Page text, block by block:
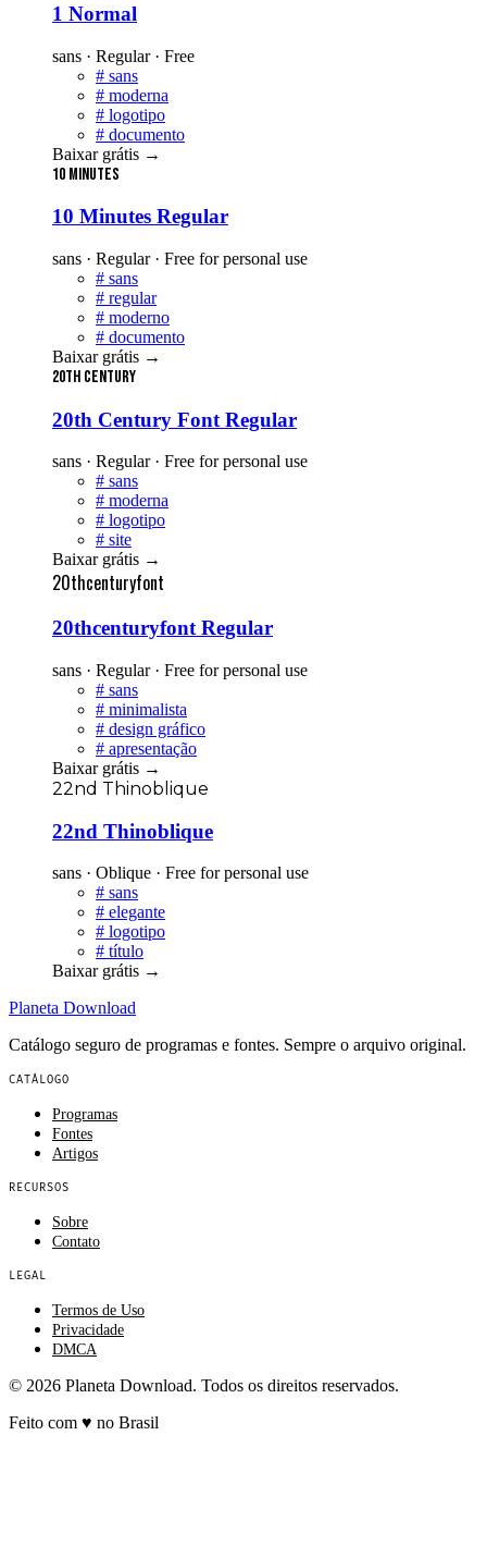
1 Normal
sans · Regular · Free
# sans
# moderna
# logotipo
# documento
Baixar grátis →
10 Minutes
10 Minutes Regular
sans · Regular · Free for personal use
# sans
# regular
# moderno
# documento
Baixar grátis →
20th Century
20th Century Font Regular
sans · Regular · Free for personal use
# sans
# moderna
# logotipo
# site
Baixar grátis →
20thcenturyfont
20thcenturyfont Regular
sans · Regular · Free for personal use
# sans
# minimalista
# design gráfico
# apresentação
Baixar grátis →
22nd Thinoblique
22nd Thinoblique
sans · Oblique · Free for personal use
# sans
# elegante
# logotipo
# título
Baixar grátis →
Planeta Download
Catálogo seguro de programas e fontes. Sempre o arquivo original.
CATÁLOGO
Programas
Fontes
Artigos
RECURSOS
Sobre
Contato
LEGAL
Termos de Uso
Privacidade
DMCA
© 2026 Planeta Download. Todos os direitos reservados.
Feito com ♥ no Brasil